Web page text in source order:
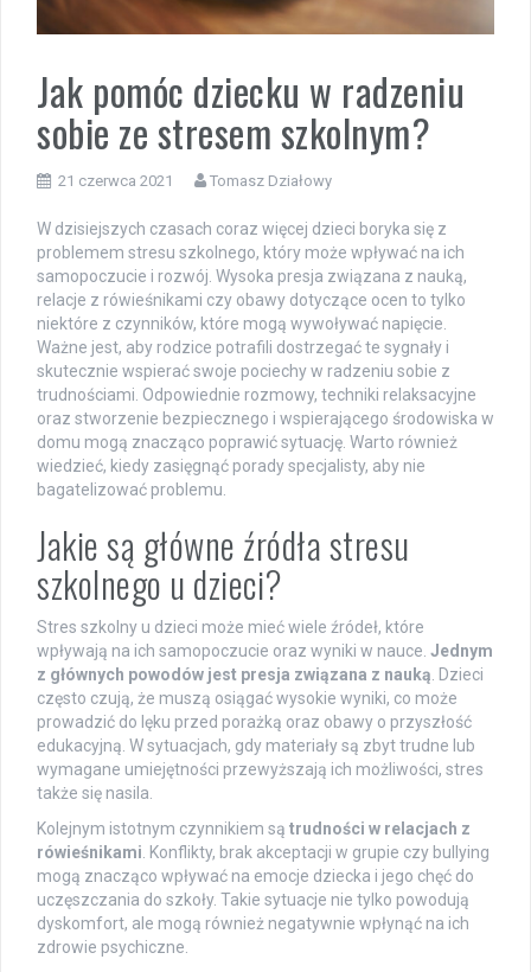
Jak pomóc dziecku w radzeniu
sobie ze stresem szkolnym?
21 czerwca 2021 Tomasz Działowy
W dzisiejszych czasach coraz więcej dzieci boryka się z
problemem stresu szkolnego, który może wpływać na ich
samopoczucie i rozwój. Wysoka presja związana z nauką,
relacje z rówieśnikami czy obawy dotyczące ocen to tylko
niektóre z czynników, które mogą wywoływać napięcie.
Ważne jest, aby rodzice potrafili dostrzegać te sygnały i
skutecznie wspierać swoje pociechy w radzeniu sobie z
trudnościami. Odpowiednie rozmowy, techniki relaksacyjne
oraz stworzenie bezpiecznego i wspierającego środowiska w
domu mogą znacząco poprawić sytuację. Warto również
wiedzieć, kiedy zasięgnąć porady specjalisty, aby nie
bagatelizować problemu.
Jakie są główne źródła stresu
szkolnego u dzieci?
Stres szkolny u dzieci może mieć wiele źródeł, które
wpływają na ich samopoczucie oraz wyniki w nauce. Jednym
z głównych powodów jest presja związana z nauką. Dzieci
często czują, że muszą osiągać wysokie wyniki, co może
prowadzić do lęku przed porażką oraz obawy o przyszłość
edukacyjną. W sytuacjach, gdy materiały są zbyt trudne lub
wymagane umiejętności przewyższają ich możliwości, stres
także się nasila.
Kolejnym istotnym czynnikiem są trudności w relacjach z
rówieśnikami. Konflikty, brak akceptacji w grupie czy bullying
mogą znacząco wpływać na emocje dziecka i jego chęć do
uczęszczania do szkoły. Takie sytuacje nie tylko powodują
dyskomfort, ale mogą również negatywnie wpłynąć na ich
zdrowie psychiczne.